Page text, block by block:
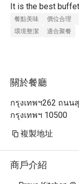
It is the best buffet
餐點美味 價位合理
環境整潔
適合聚餐
關於餐廳
กรุงเทพฯ262 ถนน
กรุงเทพฯ 10500
複製地址
商戶介紹